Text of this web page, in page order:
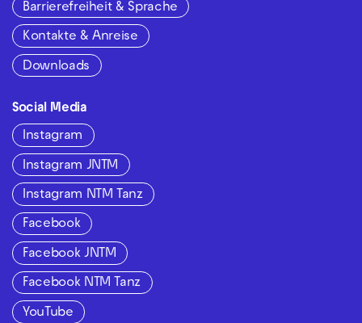
Barrierefreiheit & Sprache
Kontakte & Anreise
Downloads
Social Media
Instagram
Instagram JNTM
Instagram NTM Tanz
Facebook
Facebook JNTM
Facebook NTM Tanz
YouTube